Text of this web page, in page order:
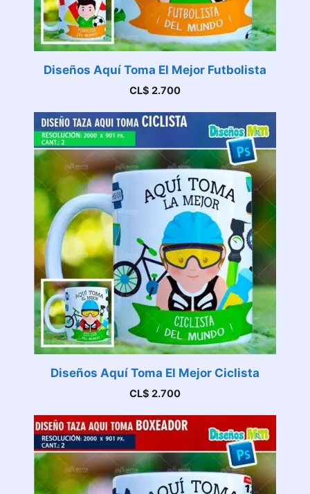
Diseños Aquí Toma El Mejor Futbolista
CL$ 2.700
Diseños Aquí Toma El Mejor Ciclista
CL$ 2.700